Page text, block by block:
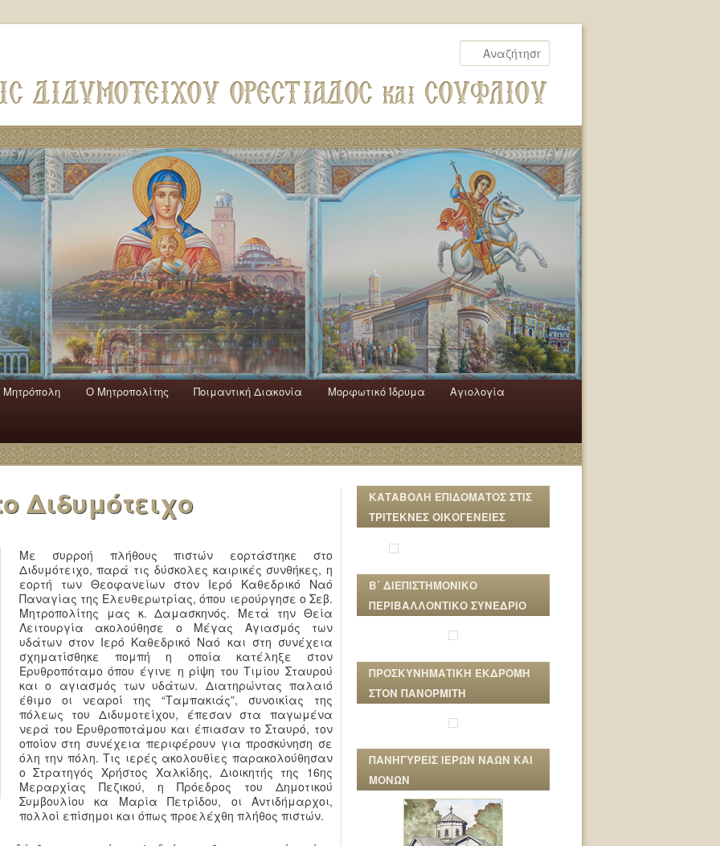
Mητρόπολη Ο Mητροπολίτης Ποιμαντική Διακονία Μορφωτικό Ίδρυμα Αγιολογία
Διδυμότειχο
Με συρροή πλήθους πιστών εορτάστηκε στο
Διδυμότειχο, παρά τις δύσκολες καιρικές συνθήκες, η
εορτή των Θεοφανείων στον Ιερό Καθεδρικό Ναό
Παναγίας της Ελευθερωτρίας, όπου ιερούργησε ο Σεβ.
Μητροπολίτης μας κ. Δαμασκηνός. Μετά την Θεία
Λειτουργία ακολούθησε ο Μέγας Αγιασμός των
υδάτων στον Ιερό Καθεδρικό Ναό και στη συνέχεια
σχηματίσθηκε πομπή η οποία κατέληξε στον
Ερυθροπόταμο όπου έγινε η ρίψη του Τιμίου Σταυρού
και ο αγιασμός των υδάτων. Διατηρώντας παλαιό
έθιμο οι νεαροί της “Ταμπακιάς”, συνοικίας της
πόλεως του Διδυμοτείχου, έπεσαν στα παγωμένα
νερά του Ερυθροποτάμου και έπιασαν το Σταυρό, τον
οποίον στη συνέχεια περιφέρουν για προσκύνηση σε
όλη την πόλη. Τις ιερές ακολουθίες παρακολούθησαν
ο Στρατηγός Χρήστος Χαλκίδης, Διοικητής της 16ης
Μεραρχίας Πεζικού, η Πρόεδρος του Δημοτικού
Συμβουλίου κα Μαρία Πετρίδου, οι Αντιδήμαρχοι,
πολλοί επίσημοι και όπως προελέχθη πλήθος πιστών.
ΚΑΤΑΒΟΛΗ ΕΠΙΔΟΜΑΤΟΣ ΣΤΙΣ
ΤΡΙΤΕΚΝΕΣ ΟΙΚΟΓΕΝΕΙΕΣ
Β΄ ΔΙΕΠΙΣΤΗΜΟΝΙΚΟ
ΠΕΡΙΒΑΛΛΟΝΤΙΚΟ ΣΥΝΕΔΡΙΟ
ΠΡΟΣΚΥΝΗΜΑΤΙΚΗ ΕΚΔΡΟΜΗ
ΣΤΟΝ ΠΑΝΟΡΜΙΤΗ
ΠΑΝΗΓΥΡΕΙΣ ΙΕΡΩΝ ΝΑΩΝ ΚΑΙ
ΜΟΝΩΝ